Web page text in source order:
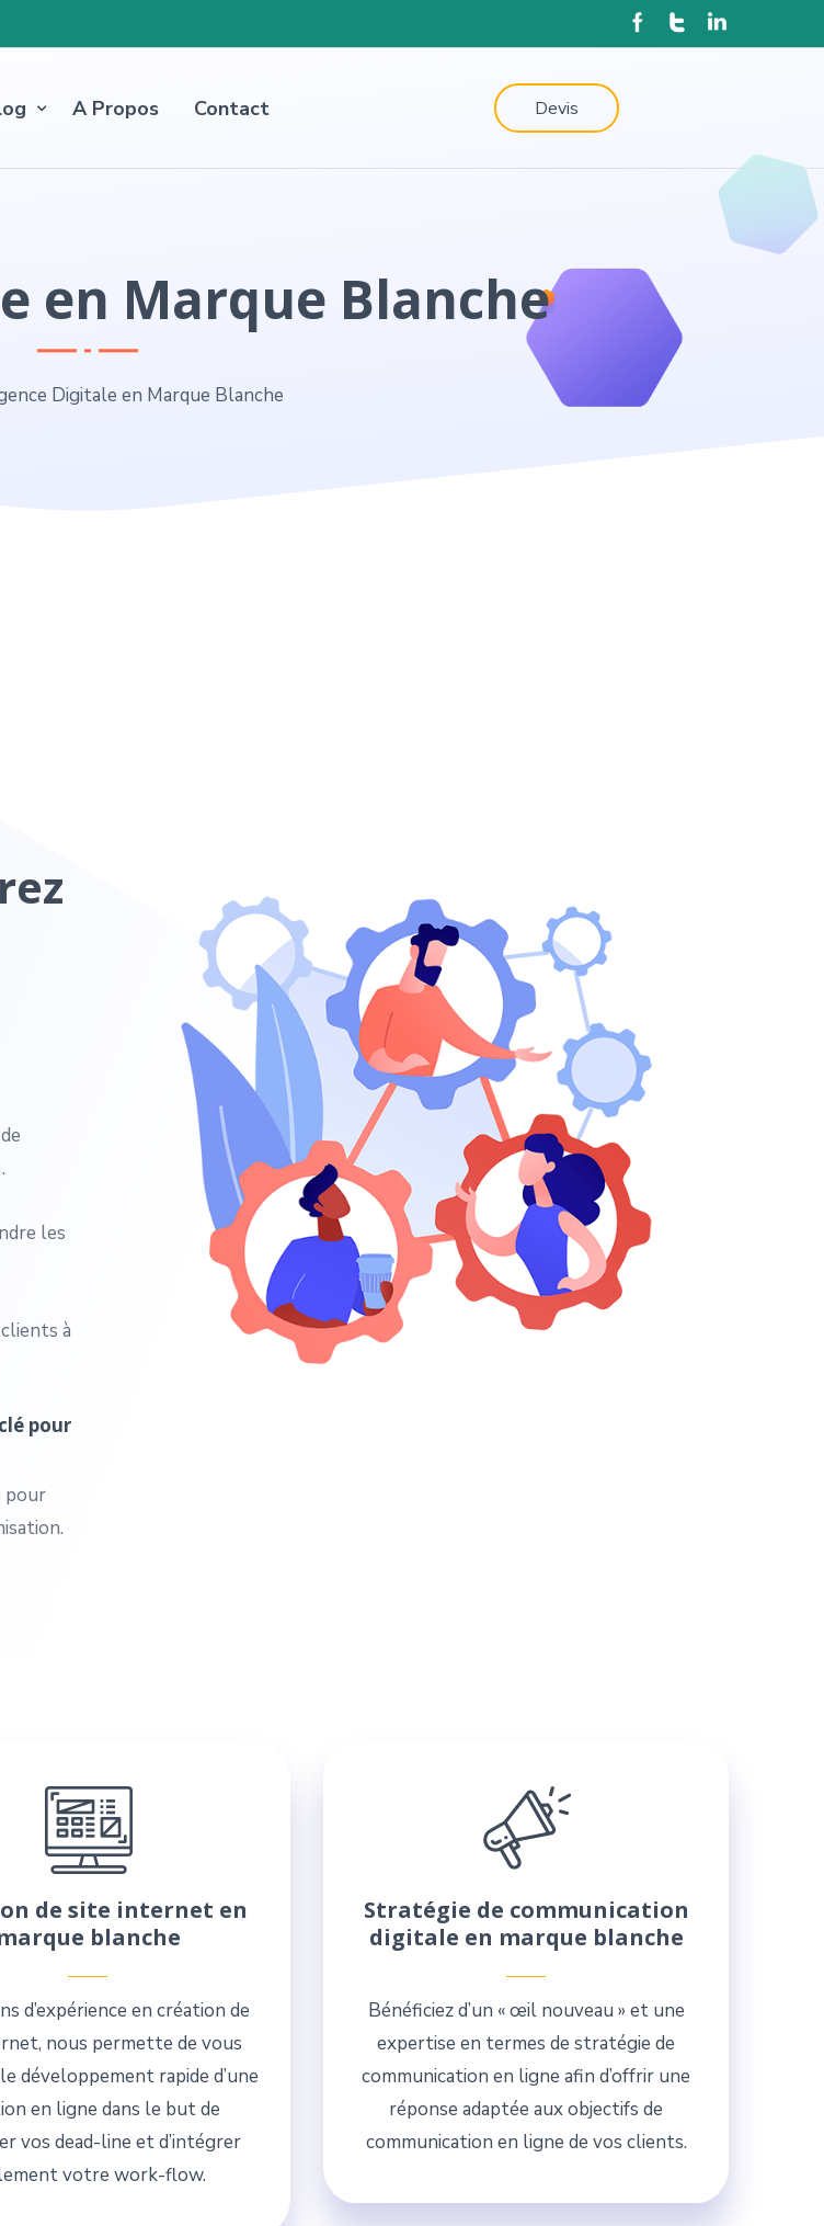
A Propos Contact Devis
en Marque Blanche
Digitale en Marque Blanche
les
à
pour
pour
de site internet en
blanche
d’expérience en création de
nous permette de vous
développement rapide d’une
en ligne dans le but de
vos dead-line et d’intégrer
votre work-flow.
Stratégie de communication
digitale en marque blanche
Bénéficiez d’un « œil nouveau » et une
expertise en termes de stratégie de
communication en ligne afin d’offrir une
réponse adaptée aux objectifs de
communication en ligne de vos clients.